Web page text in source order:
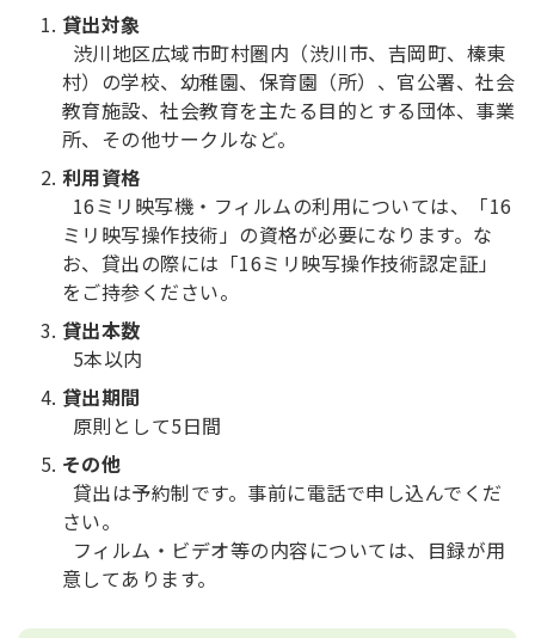
貸出対象
渋川地区広域市町村圏内（渋川市、吉岡町、榛東
村）の学校、幼稚園、保育園（所）、官公署、社会
教育施設、社会教育を主たる目的とする団体、事業
所、その他サークルなど。
利用資格
16ミリ映写機・フィルムの利用については、「16
ミリ映写操作技術」の資格が必要になります。な
お、貸出の際には「16ミリ映写操作技術認定証」
をご持参ください。
貸出本数
5本以内
貸出期間
原則として5日間
その他
貸出は予約制です。事前に電話で申し込んでくだ
さい。
フィルム・ビデオ等の内容については、目録が用
意してあります。